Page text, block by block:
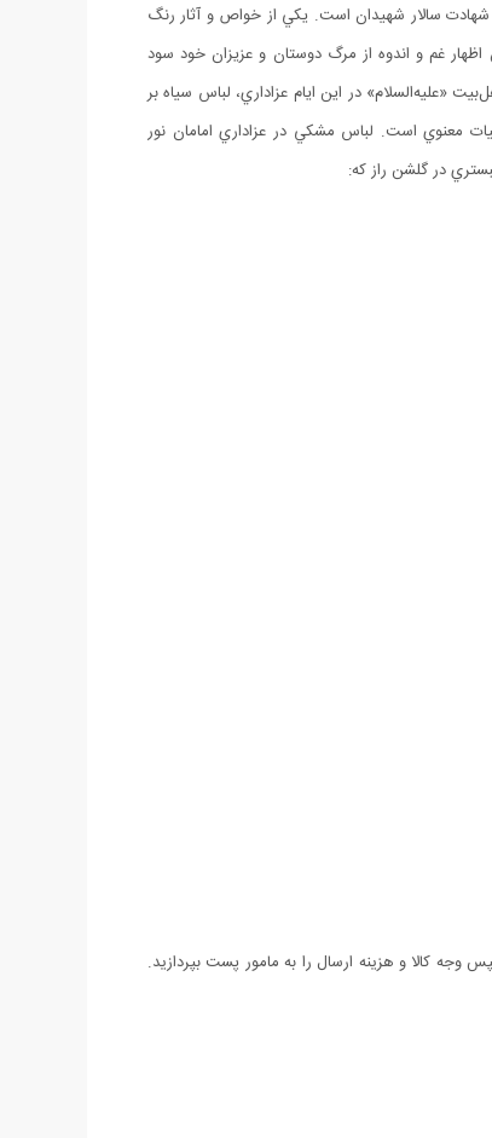
شهادت سالار شهيدان است. يكي از خواص و‌ آثار رنگ
غم و اندوه از مرگ دوستان و عزيزان خود سود
«عليه‌السلام» در اين ايام عزاداري، لباس سياه بر
معنوي است. لباس مشكي در عزاداري امامان نور
در گلشن راز كه:
کالا و هزینه ارسال را به مامور پست بپردازید.